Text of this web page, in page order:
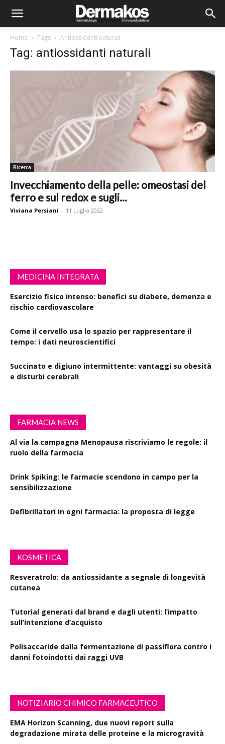
Home Tags Antiossidanti naturali
Tag: antiossidanti naturali
Ricerca
Invecchiamento della pelle: omeostasi del
ferro e sul redox e sugli...
Viviana Persiani - 11 Luglio 2022
MEDICINA INTEGRATA
Esercizio fisico intenso: benefici su diabete, demenza e
rischio cardiovascolare
Come il cervello usa lo spazio per rappresentare il
tempo: i dati neuroscientifici
Succinato e digiuno intermittente: vantaggi su obesità
e disturbi cerebrali
FARMACIA NEWS
Al via la campagna Menopausa riscriviamo le regole: il
ruolo della farmacia
Drink Spiking: le farmacie scendono in campo per la
sensibilizzazione
Defibrillatori in ogni farmacia: la proposta di legge
KOSMETICA
Resveratrolo: da antiossidante a segnale di longevità
cutanea
Tutorial generati dal brand e dagli utenti: l’impatto
sull’intenzione d’acquisto
Polisaccaride dalla fermentazione di passiflora contro i
danni fotoindotti dai raggi UVB
NOTIZIARIO CHIMICO FARMACEUTICO
EMA Horizon Scanning, due nuovi report sulla
degradazione mirata delle proteine e la microgravità